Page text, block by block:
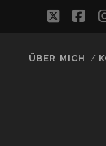
twitter
ÜBER MICH